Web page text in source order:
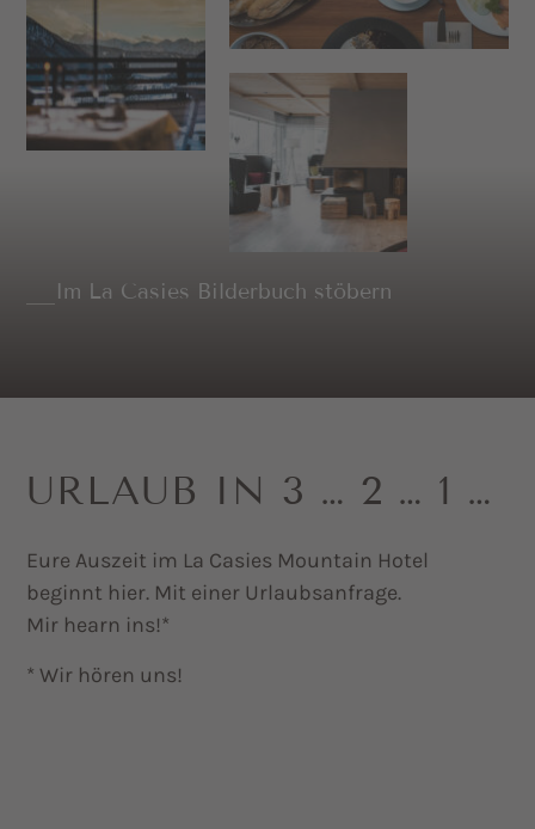
Im La Casies Bilderbuch stöbern
URLAUB IN 3 … 2 … 1 …
Eure Auszeit im La Casies Mountain Hotel
beginnt hier. Mit einer Urlaubsanfrage.
Mir hearn ins!*
* Wir hören uns!